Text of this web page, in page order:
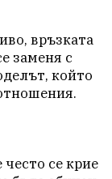
връзката
заменя с
който
често се крие